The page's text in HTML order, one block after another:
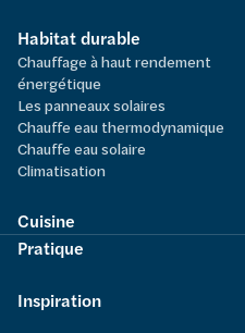
Habitat durable
Chauffage à haut rendement
énergétique
Les panneaux solaires
Chauffe eau thermodynamique
Chauffe eau solaire
Climatisation
Cuisine
Pratique
Inspiration